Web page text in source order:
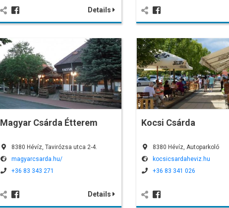
Details
Magyar Csárda Étterem
8380 Hévíz, Tavirózsa utca 2-4.
magyarcsarda.hu/
+36 83 343 271
Details
Kocsi Csárda
8380 Hévíz, Autoparkoló
kocsicsardaheviz.hu
+36 83 341 026